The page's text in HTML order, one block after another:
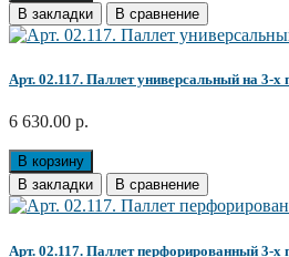
В закладки
В сравнение
Арт. 02.117. Паллет универсальный на 3-х
6 630.00 р.
В корзину
В закладки
В сравнение
Арт. 02.117. Паллет перфорированный 3-х